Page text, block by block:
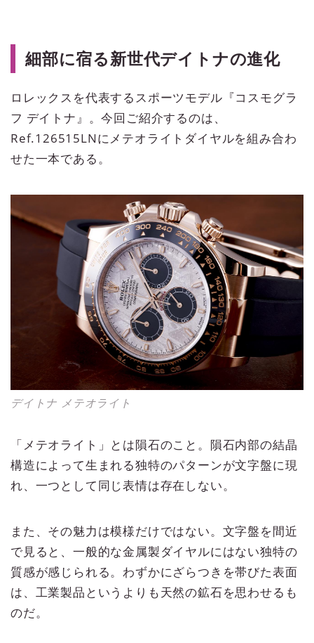
細部に宿る新世代デイトナの進化
ロレックスを代表するスポーツモデル『コスモグラ
フ デイトナ』。今回ご紹介するのは、
Ref.126515LNにメテオライトダイヤルを組み合わ
せた一本である。
デイトナ メテオライト
「メテオライト」とは隕石のこと。隕石内部の結晶
構造によって生まれる独特のパターンが文字盤に現
れ、一つとして同じ表情は存在しない。
また、その魅力は模様だけではない。文字盤を間近
で見ると、一般的な金属製ダイヤルにはない独特の
質感が感じられる。わずかにざらつきを帯びた表面
は、工業製品というよりも天然の鉱石を思わせるも
のだ。